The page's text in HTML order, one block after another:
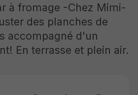
à fromage -Chez Mimi-
des planches de
accompagné d'un
En terrasse et plein air.